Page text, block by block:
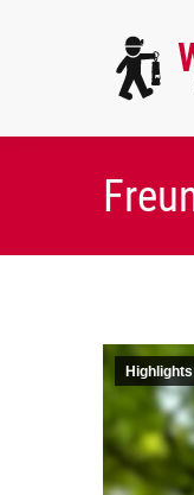
Highlights